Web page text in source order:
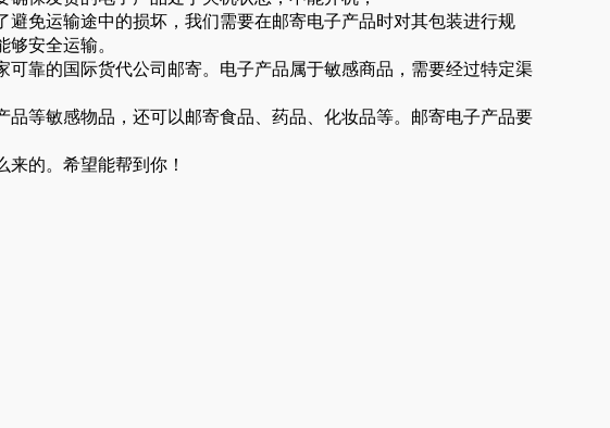
避免运输途中的损坏，我们需要在邮寄电子产品时对其包装进行规
安全运输。
可靠的国际货代公司邮寄。电子产品属于敏感商品，需要经过特定渠
品等敏感物品，还可以邮寄食品、药品、化妆品等。邮寄电子产品要
的。希望能帮到你！